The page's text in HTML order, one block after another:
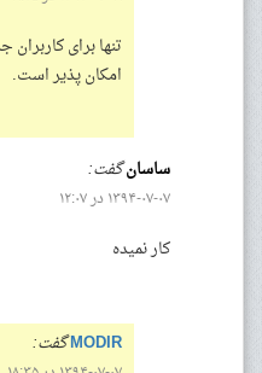
تنها برای
امکان پذیر است.
ساسانگفت:
۱۳۹۴-۰۷-۰۷ در ۱۲:۰۷
کار نمیده
MODIRگفت: